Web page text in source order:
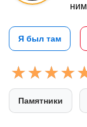
Я был там
Памятники